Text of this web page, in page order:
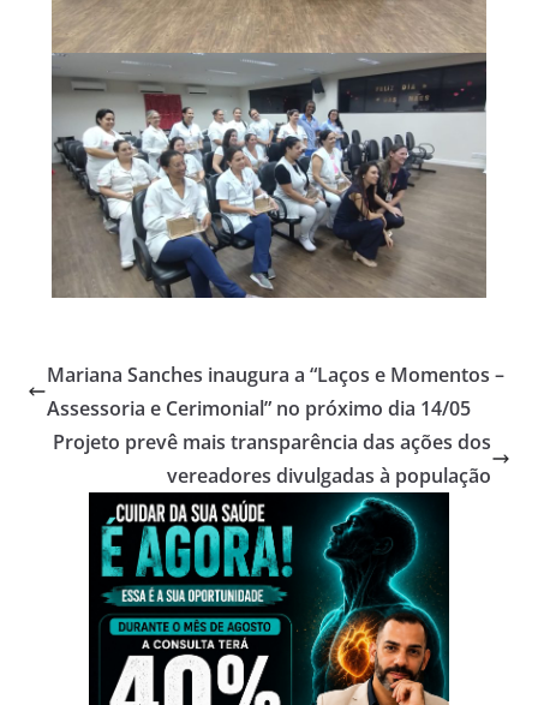
Mariana Sanches inaugura a “Laços e Momentos –
Assessoria e Cerimonial” no próximo dia 14/05
Projeto prevê mais transparência das ações dos
vereadores divulgadas à população